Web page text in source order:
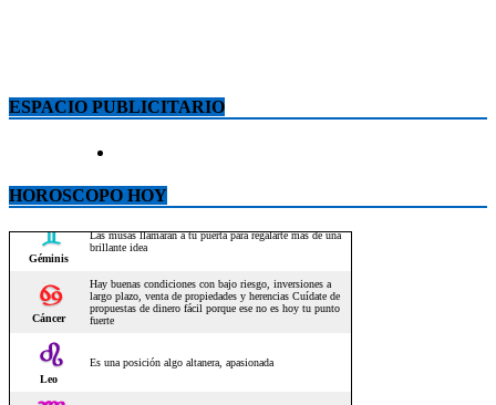
ESPACIO PUBLICITARIO
HOROSCOPO HOY